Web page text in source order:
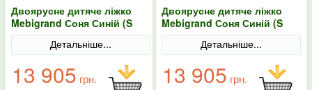
Двоярусне дитяче ліжко
Mebigrand Соня Синій (S
7010 R 90B) 80х200
Детальніше...
13 905 грн.
Двоярусне дитяче ліжко
Mebigrand Соня Синій (S
7010 R 90B) 80х190
Детальніше...
13 905 грн.